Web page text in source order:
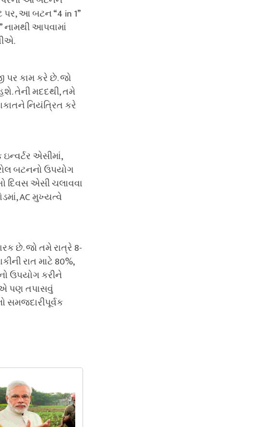
આ બટન “4 in 1”
નામથી આપવામાં
કામ કરે છે. જો
તેની મદદથી, તમે
નિયંત્રિત કરે
એસીમાં,
બટનનો ઉપયોગ
દિવસ એસી ચલાવવા
AC મુખ્યત્વે
છે. જો તમે રાત્રે 8-
રાત માટે 80%,
ઉપયોગ કરીને
એ પણ તપાસવું
સમજદારીપૂર્વક